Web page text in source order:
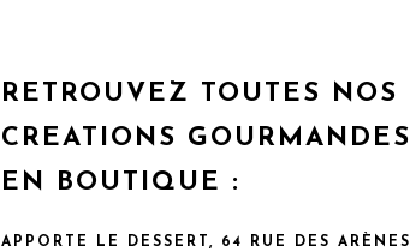
RETROUVEZ TOUTES NOS
CREATIONS GOURMANDES
EN BOUTIQUE :
APPORTE LE DESSERT, 64 RUE DES ARÈNES